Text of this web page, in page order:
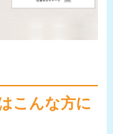
こんな方に